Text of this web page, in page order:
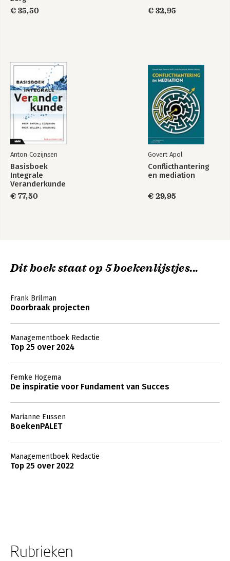
€ 35,50
€ 32,95
Anton Cozijnsen
Basisboek
Integrale
Veranderkunde
€ 77,50
Govert Apol
Conflicthantering
en mediation
€ 29,95
Dit boek staat op 5 boekenlijstjes...
Frank Brilman
Doorbraak projecten
Managementboek Redactie
Top 25 over 2024
Femke Hogema
De inspiratie voor Fundament van Succes
Marianne Eussen
BoekenPALET
Managementboek Redactie
Top 25 over 2022
Rubrieken